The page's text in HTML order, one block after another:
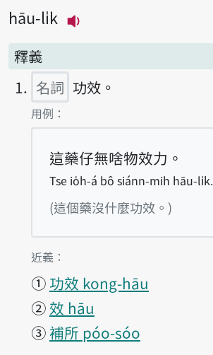
hāu-li̍k
釋義
名詞 功效。
第1項釋義的
用例：
這藥仔無啥物效力。
Tse io̍h-á bô siánn-mih hāu-li̍k.
(這個藥沒什麼功效。)
第1項釋義的
近義：
① 功效 kong-hāu
② 效 hāu
③補所 póo-sóo